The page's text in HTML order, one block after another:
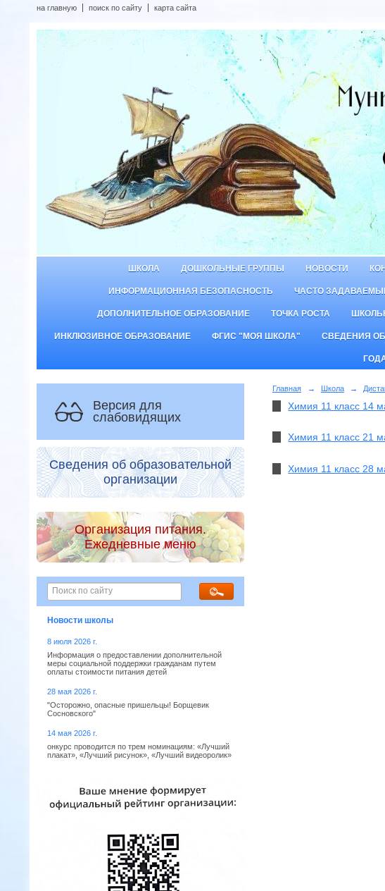
на главную поиск по сайту карта сайта
ШКОЛА ДОШКОЛЬНЫЕ ГРУППЫ НОВОСТИ
ИНФОРМАЦИОННАЯ БЕЗОПАСНОСТЬ ЧАСТО
ДОПОЛНИТЕЛЬНОЕ ОБРАЗОВАНИЕ ТОЧКА РОСТА
ИНКЛЮЗИВНОЕ ОБРАЗОВАНИЕ ФГИС "МОЯ ШКОЛА" СВЕДЕНИЯ
Версия для
слабовидящих
Сведения об образовательной
организации
Организация питания.
Ежедневные меню
Новости школы
8 июля 2026 г.
Информация о предоставлении дополнительной
меры социальной поддержки гражданам путем
оплаты стоимости питания детей
28 мая 2026 г.
"Осторожно, опасные пришельцы! Борщевик
Сосновского"
14 мая 2026 г.
онкурс проводится по трем номинациям: «Лучший
плакат», «Лучший рисунок», «Лучший видеоролик»
Главная → Школа →
Химия 11 класс 14
Химия 11 класс 21
Химия 11 класс 28